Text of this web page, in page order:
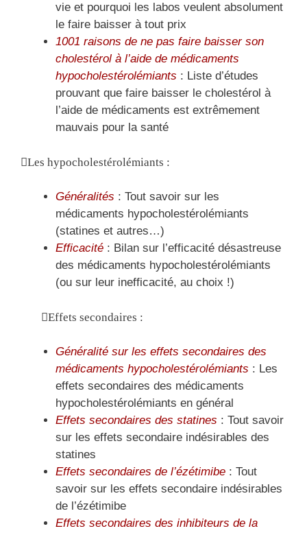
vie et pourquoi les labos veulent absolument
le faire baisser à tout prix
1001 raisons de ne pas faire baisser son
cholestérol à l’aide de médicaments
hypocholestérolémiants : Liste d’études
prouvant que faire baisser le cholestérol à
l’aide de médicaments est extrêmement
mauvais pour la santé
Les hypocholestérolémiants :
Généralités : Tout savoir sur les
médicaments hypocholestérolémiants
(statines et autres…)
Efficacité : Bilan sur l’efficacité désastreuse
des médicaments hypocholestérolémiants
(ou sur leur inefficacité, au choix !)
Effets secondaires :
Généralité sur les effets secondaires des
médicaments hypocholestérolémiants : Les
effets secondaires des médicaments
hypocholestérolémiants en général
Effets secondaires des statines : Tout savoir
sur les effets secondaire indésirables des
statines
Effets secondaires de l’ézétimibe : Tout
savoir sur les effets secondaire indésirables
de l’ézétimibe
Effets secondaires des inhibiteurs de la